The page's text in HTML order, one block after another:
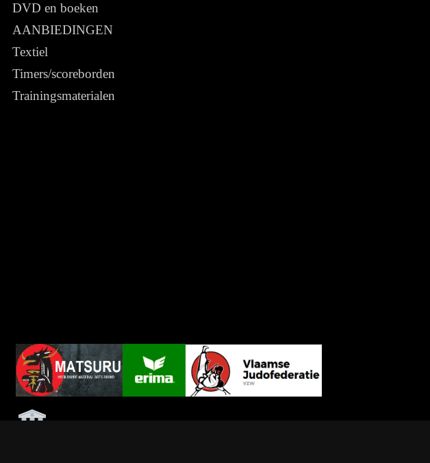
DVD en boeken
AANBIEDINGEN
Textiel
Timers/scoreborden
Trainingsmaterialen